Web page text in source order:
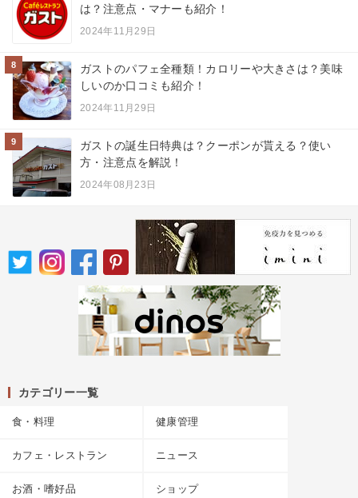
は？注意点・マナーも紹介！
2024年11月29日
8
ガストのパフェ全種類！カロリーや大きさは？美味
しいのか口コミも紹介！
2024年11月29日
9
ガストの誕生日特典は？クーポンが貰える？使い
方・注意点を解説！
2024年08月23日
カテゴリー一覧
食・料理 健康管理
カフェ・レストラン ニュース
お酒・嗜好品 ショップ